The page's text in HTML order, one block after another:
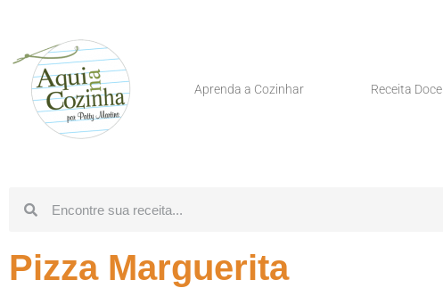
Aprenda a Cozinhar Receita Doce
Pizza Marguerita